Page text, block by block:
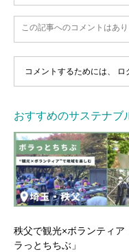
この記事へのコメントはあり
コメントするためには、 ロ
おすすめのサステナブ
秩父で観光×ボランティア
ラっとちちぶ」